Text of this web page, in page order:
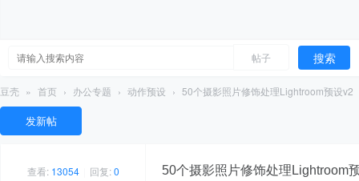
帖子 搜索
豆壳 » 首页 › 办公专题 › 动作预设 › 50个摄影照片修饰处理Lightroom预设v2
发新帖
查看: 13054 回复: 0 50个摄影照片修饰处理Lightroom